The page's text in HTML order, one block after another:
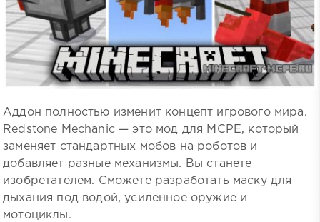
Аддон полностью изменит концепт игрового мира.
Redstone Mechanic — это мод для MCPE, который
заменяет стандартных мобов на роботов и
добавляет разные механизмы. Вы станете
изобретателем. Сможете разработать маску для
дыхания под водой, усиленное оружие и
мотоциклы.